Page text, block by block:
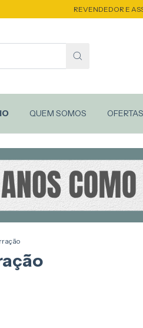
REVENDEDOR E
QUEM SOMOS OFERTAS